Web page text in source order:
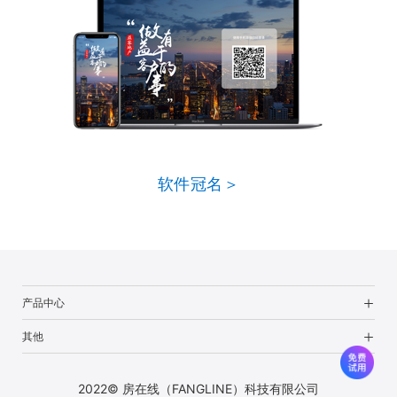
软件冠名＞
产品中心
其他
2022© 房在线（FANGLINE）科技有限公司